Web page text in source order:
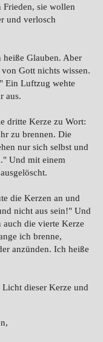
Frieden, sie wollen
und verlosch
Glauben. Aber
Gott nichts wissen.
Ein Luftzug wehte
aus.
dritte Kerze zu Wort:
zu brennen. Die
nur sich selbst und
Und mit einem
die Kerzen an und
nicht aus sein!" Und
auch die vierte Kerze
ich brenne,
anzünden. Ich heiße
dieser Kerze und